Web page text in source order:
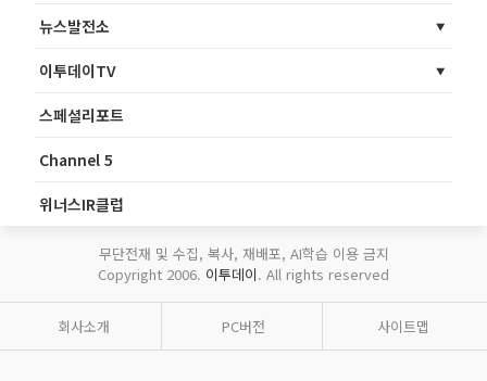
뉴스발전소
이투데이TV
스페셜리포트
Channel 5
위너스IR클럽
무단전재 및 수집, 복사, 재배포, AI학습 이용 금지
Copyright 2006. 이투데이. All rights reserved
회사소개 PC버전 사이트맵